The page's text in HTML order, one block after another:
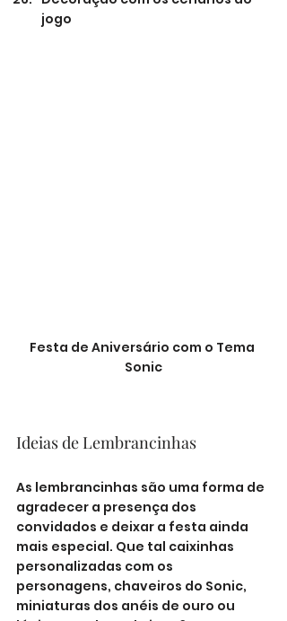
jogo
Festa de Aniversário com o Tema
Sonic
Ideias de Lembrancinhas
As lembrancinhas são uma forma de
agradecer a presença dos
convidados e deixar a festa ainda
mais especial. Que tal caixinhas
personalizadas com os
personagens, chaveiros do Sonic,
miniaturas dos anéis de ouro ou